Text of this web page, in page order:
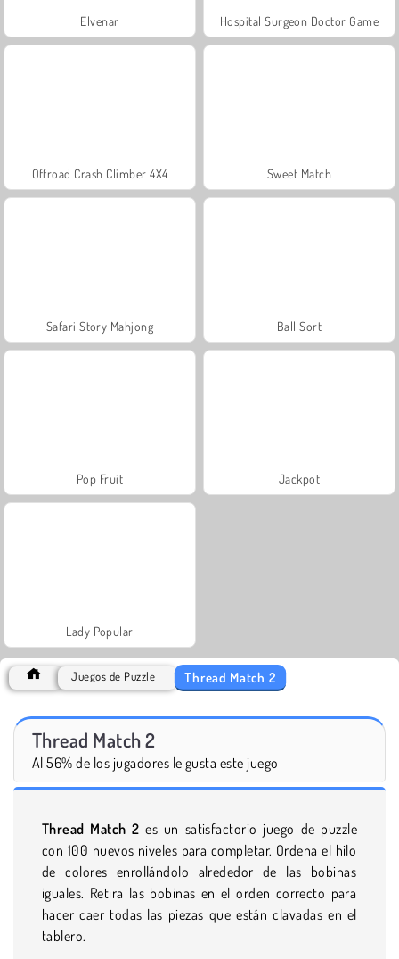
Elvenar Hospital Surgeon Doctor Game
Offroad Crash Climber 4X4 Sweet Match
Safari Story Mahjong Ball Sort
Pop Fruit Jackpot
Lady Popular
Juegos de Puzzle Thread Match 2
Thread Match 2
Al 56% de los jugadores le gusta este juego
Thread Match 2 es un satisfactorio juego de puzzle
con 100 nuevos niveles para completar. Ordena el hilo
de colores enrollándolo alrededor de las bobinas
iguales. Retira las bobinas en el orden correcto para
hacer caer todas las piezas que están clavadas en el
tablero.